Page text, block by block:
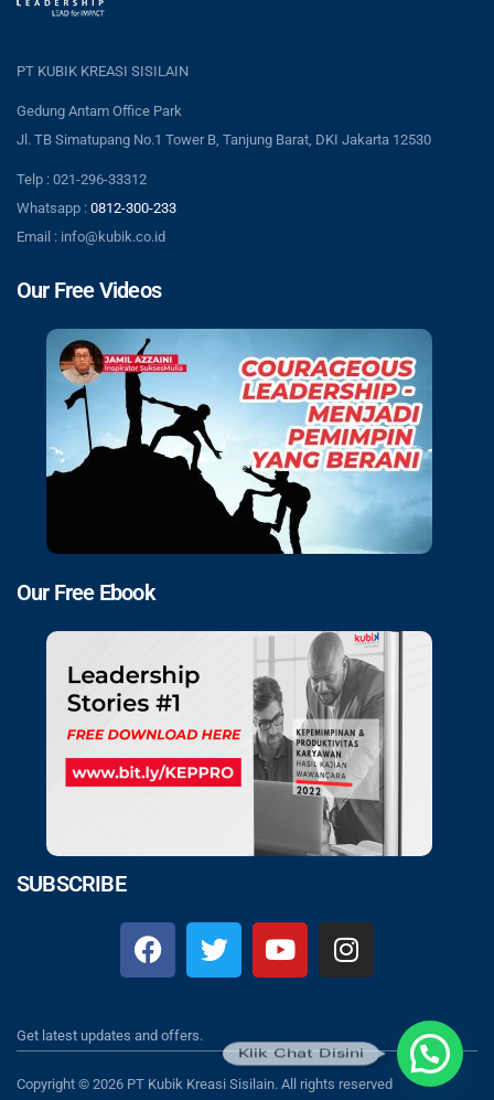
PT KUBIK KREASI SISILAIN
Gedung Antam Office Park
Jl. TB Simatupang No.1 Tower B, Tanjung Barat, DKI Jakarta 12530
Telp : 021-296-33312
Whatsapp : 0812-300-233
Email : info@kubik.co.id
Our Free Videos
Our Free Ebook
SUBSCRIBE
Get latest updates and offers.
Copyright © 2026 PT Kubik Kreasi Sisilain. All rights reserved
Klik Chat Disini